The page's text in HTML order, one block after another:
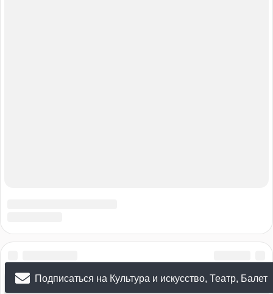
Подписаться на Культура и искусство, Театр, Балет